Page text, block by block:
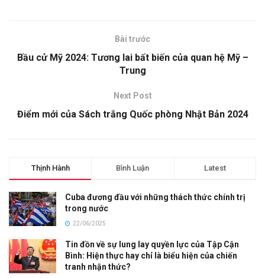
Bài trước
Bầu cử Mỹ 2024: Tương lai bất biến của quan hệ Mỹ –
Trung
Next Post
Điểm mới của Sách trắng Quốc phòng Nhật Bản 2024
Thịnh Hành Bình Luận Latest
Cuba đương đầu với những thách thức chính trị
trong nước
22/06/2025
Tin đồn về sự lung lay quyền lực của Tập Cận
Bình: Hiện thực hay chỉ là biểu hiện của chiến
tranh nhận thức?